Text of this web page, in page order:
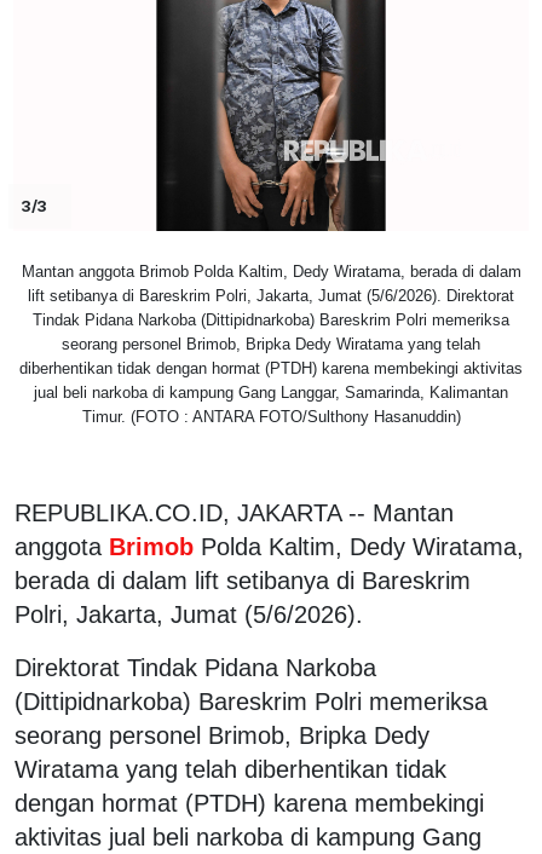
3/3
Mantan anggota Brimob Polda Kaltim, Dedy Wiratama, berada di dalam
lift setibanya di Bareskrim Polri, Jakarta, Jumat (5/6/2026). Direktorat
Tindak Pidana Narkoba (Dittipidnarkoba) Bareskrim Polri memeriksa
seorang personel Brimob, Bripka Dedy Wiratama yang telah
diberhentikan tidak dengan hormat (PTDH) karena membekingi aktivitas
jual beli narkoba di kampung Gang Langgar, Samarinda, Kalimantan
Timur. (FOTO : ANTARA FOTO/Sulthony Hasanuddin)
REPUBLIKA.CO.ID, JAKARTA -- Mantan
anggota Brimob Polda Kaltim, Dedy Wiratama,
berada di dalam lift setibanya di Bareskrim
Polri, Jakarta, Jumat (5/6/2026).
Direktorat Tindak Pidana Narkoba
(Dittipidnarkoba) Bareskrim Polri memeriksa
seorang personel Brimob, Bripka Dedy
Wiratama yang telah diberhentikan tidak
dengan hormat (PTDH) karena membekingi
aktivitas jual beli narkoba di kampung Gang